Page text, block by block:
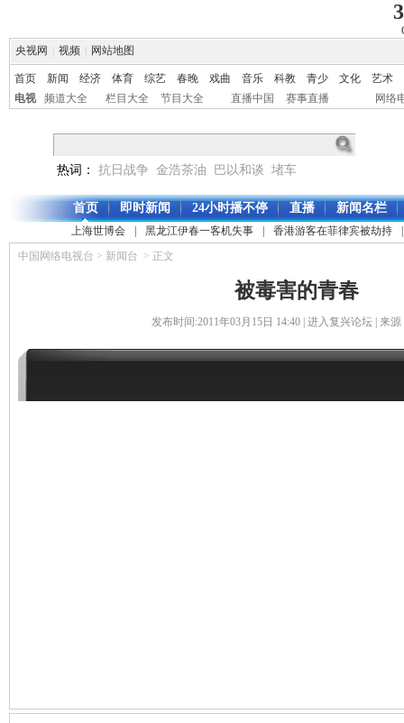
央视网
视频 网站地图
首页 新闻 经济 体育 综艺 春晚 戏曲 音乐 科教 青少 文化
艺术
电视
频道大全 栏目大全 节目大全 直播中国 赛事直播 网络
热词： 抗日战争 金浩茶油 巴以和谈 堵车
首页
上海世博会 黑龙江伊春一客机失事 香港游客在菲律宾被劫持
即时新闻 24小时播不停 直播 新闻名栏
中国网络电视台 > 新闻台 > 正文
被毒害的青春
发布时间:2011年03月15日 14:40 | 进入复兴论坛| 来源